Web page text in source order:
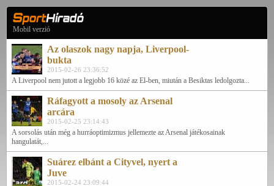
Mobil verzió
Az olaszok nagy napja, Liverpool-
bukta
2015-02-26 23:36:52
A Liverpool nem jutott a legjobb 16 közé az El-ben, miután a Besiktas ledolgozta...
Ráfagyott a mosoly az Arsenal
arcára
2015-02-25 23:14:43
A sorsolás után még a hurráoptimizmus jellemezte az Arsenal játékosainak
hangulatát,...
Suárez elbánt a Cityvel, nyert a
Juve
2015-02-24 23:09:44